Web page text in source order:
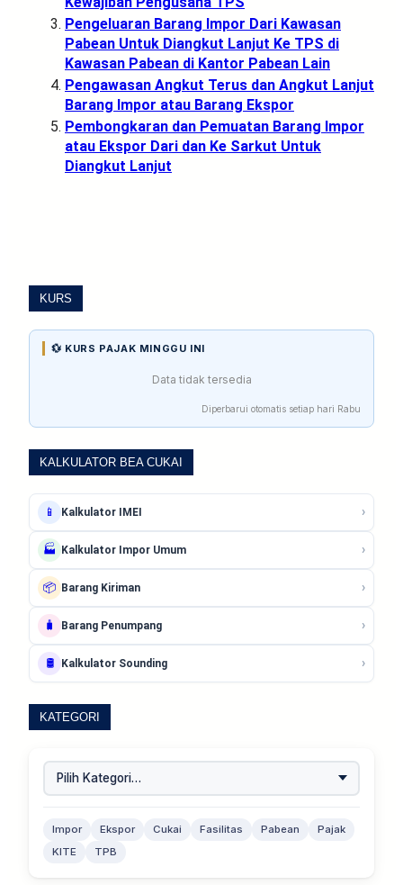
Pengeluaran Barang Impor Dari Kawasan
Pabean Untuk Diangkut Lanjut Ke TPS di
Kawasan Pabean di Kantor Pabean Lain
Pengawasan Angkut Terus dan Angkut Lanjut
Barang Impor atau Barang Ekspor
Pembongkaran dan Pemuatan Barang Impor
atau Ekspor Dari dan Ke Sarkut Untuk
Diangkut Lanjut
KURS
💱 KURS PAJAK MINGGU INI
Data tidak tersedia
Diperbarui otomatis setiap hari Rabu
KALKULATOR BEA CUKAI
📱 Kalkulator IMEI ›
🏭 Kalkulator Impor Umum ›
📦 Barang Kiriman ›
🧳 Barang Penumpang ›
🛢️ Kalkulator Sounding ›
KATEGORI
Impor Ekspor Cukai Fasilitas Pabean
Pajak
KITE
TPB